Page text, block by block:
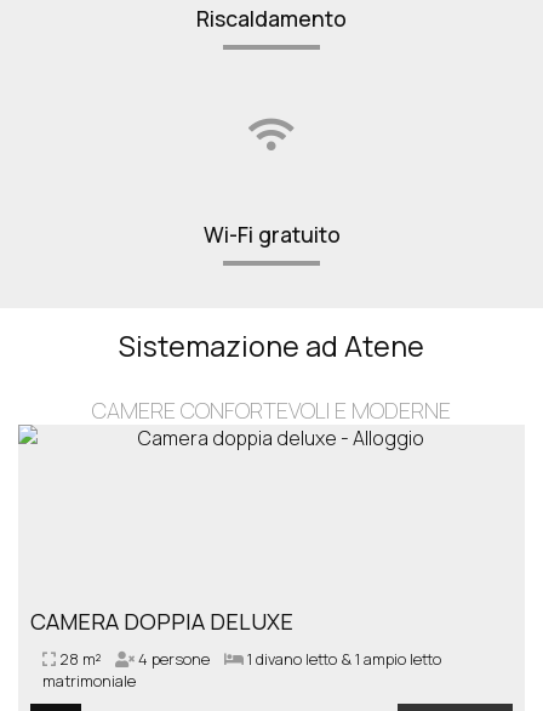
Riscaldamento
Wi-Fi gratuito
Sistemazione ad Atene
CAMERE CONFORTEVOLI E MODERNE
CAMERA DOPPIA DELUXE
28 m² 4 persone
1 divano letto & 1 ampio letto
matrimoniale